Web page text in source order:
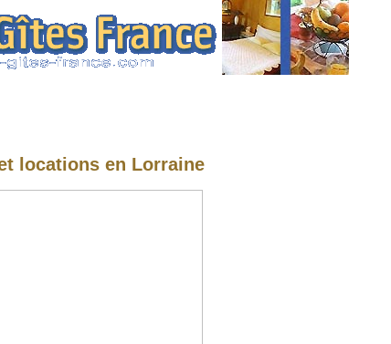
locations en Lorraine